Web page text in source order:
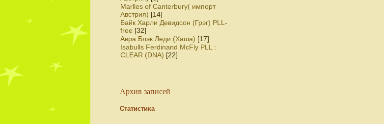
Marlles of Canterbury( импорт
Австрия) [14]
Байк Харли Девидсон (Грэг) PLL-
free [32]
Авра Блэк Леди (Хаша) [17]
Isabulls Ferdinand McFly PLL :
CLEAR (DNА) [22]
Архив записей
Статистика